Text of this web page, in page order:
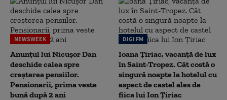
NEWSWEEK
Anunțul lui Nicușor Dan
deschide calea spre
creșterea pensiilor.
Pensionarii, prima veste
bună după 2 ani
DIGI FM
Ioana Țiriac, vacanță de lux
în Saint-Tropez. Cât costă o
singură noapte la hotelul cu
aspect de castel ales de
fiica lui Ion Țiriac